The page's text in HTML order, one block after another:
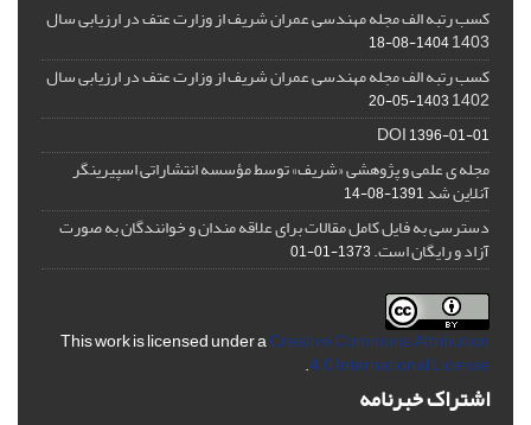
کسب رتبه الف مجله مهندسی عمران شریف از وزارت عتف در ارزیابی سال
1403
1404-08-18
کسب رتبه الف مجله مهندسی عمران شریف از وزارت عتف در ارزیابی سال
1402
1403-05-20
DOI1396-01-01
مجله ی علمی و پژوهشی «شریف» توسط مؤسسه انتشاراتی اسپیرینگر
آنلاین شد1391-08-14
دسترسی به فایل کامل مقالات برای علاقه مندان و خوانندگان به صورت
آزاد و رایگان است.1373-01-01
This work is licensed under aCreative Commons Attribution
4.0 International License
.
اشتراک خبرنامه